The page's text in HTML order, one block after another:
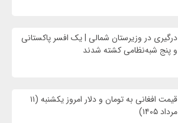
درگیری در وزیرستان شمالی | یک افسر پاکستانی
و پنج شبه‌نظامی کشته شدند
قیمت افغانی به تومان و دلار امروز یکشنبه (۱۱
مرداد ۱۴۰۵)